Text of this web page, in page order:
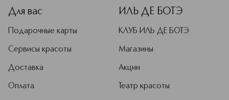
Для вас
Подарочные карты
Сервисы красоты
Доставка
Оплата
ИЛЬ ДЕ БОТЭ
КЛУБ ИЛЬ ДЕ БОТЭ
Магазины
Акции
Театр красоты